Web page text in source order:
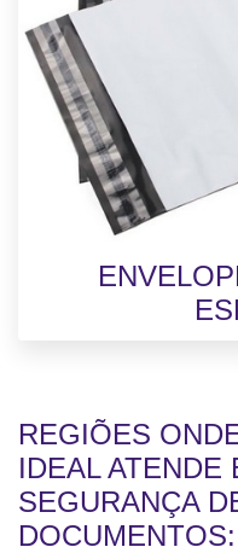
REGIÕES
IDEAL ATENDE
SEGURANÇA
DOCUMENTOS: